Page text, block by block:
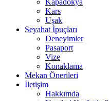
Kapadokya
Kars
Uşak
Seyahat İpuçları
Deneyimler
Pasaport
Vize
Konaklama
Mekan Önerileri
İletişim
Hakkımda